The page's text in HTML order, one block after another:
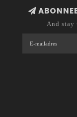
And stay